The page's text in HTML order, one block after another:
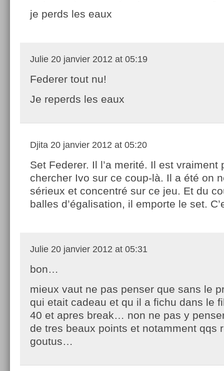
je perds les eaux
Julie 20 janvier 2012 at 05:19
Federer tout nu!
Je reperds les eaux
Djita 20 janvier 2012 at 05:20
Set Federer. Il l’a merité. Il est vraiment
chercher Ivo sur ce coup-là. Il a été on
sérieux et concentré sur ce jeu. Et du
balles d’égalisation, il emporte le set.
Julie 20 janvier 2012 at 05:31
bon…
mieux vaut ne pas penser que sans le
qui etait cadeau et qu il a fichu dans le
40 et apres break… non ne pas y
de tres beaux points et notamment qqs
goutus…